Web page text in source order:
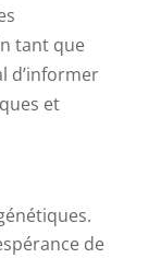
tant que
d’informer
et
de